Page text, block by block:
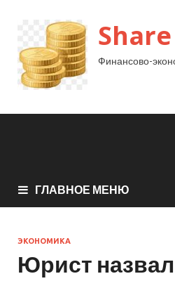
Финансово-
ГЛАВНОЕ МЕНЮ
ЭКОНОМИКА
Юрист